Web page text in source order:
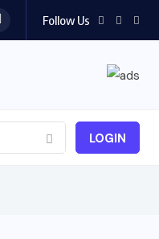
Follow Us
LOGIN